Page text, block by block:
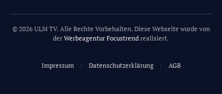
© 2026 ULM TV. Alle Rechte Vorbehalten. Diese Webseite wurde von
derWerbeagentur Focustrendrealisiert.
Impressum Datenschutzerklärung AGB